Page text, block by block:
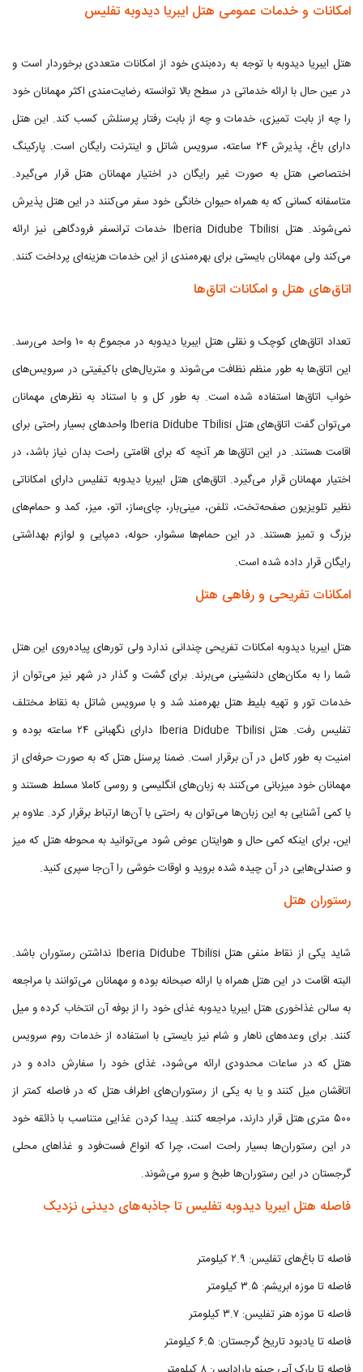
امکانات و خدمات عمومی هتل ایبریا دیدوبه تفلیس
هتل ایبریا دیدوبه با توجه به رده‌بندی خود از امکانات متعددی برخوردار است و
در عین حال با ارائه خدماتی در سطح بالا توانسته رضایت‌مندی اکثر مهمانان خود
را چه از بابت تمیزی، خدمات و چه از بابت رفتار پرسنلش کسب کند. این هتل
دارای باغ، پذیرش ۲۴ ساعته، سرویس شاتل و اینترنت رایگان است. پارکینگ
اختصاصی هتل به صورت غیر رایگان در اختیار مهمانان هتل قرار می‌گیرد.
متاسفانه کسانی که به همراه حیوان خانگی خود سفر می‌کنند در این هتل پذیرش
نمی‌شوند. هتل Iberia Didube Tbilisi خدمات ترانسفر فرودگاهی نیز ارائه
می‌کند ولی مهمانان بایستی برای بهره‌مندی از این خدمات هزینه‌ای پرداخت کنند.
اتاق‌های هتل و امکانات اتاق‌ها
تعداد اتاق‌های کوچک و نقلی هتل ایبریا دیدوبه در مجموع به ۱۰ واحد می‌رسد.
این اتاق‌ها به طور منظم نظافت می‌شوند و متریال‌های باکیفیتی در سرویس‌های
خواب اتاق‌ها استفاده شده است. به طور کل و با استناد به نظرهای مهمانان
می‌توان گفت اتاق‌های هتل Iberia Didube Tbilisi واحدهای بسیار راحتی برای
اقامت هستند. در این اتاق‌ها هر آنچه که برای اقامتی راحت بدان نیاز باشد، در
اختیار مهمانان قرار می‌گیرد. اتاق‌های هتل ایبریا دیدوبه تفلیس دارای امکاناتی
نظیر تلویزیون صفحه‌تخت، تلفن، مینی‌بار، چای‌ساز، اتو، میز، کمد و حمام‌های
بزرگ و تمیز هستند. در این حمام‌ها سشوار، حوله، دمپایی و لوازم بهداشتی
رایگان قرار داده شده است.
امکانات تفریحی و رفاهی هتل
هتل ایبریا دیدوبه امکانات تفریحی چندانی ندارد ولی تورهای پیاده‌روی این هتل
شما را به مکان‌های دلنشینی می‌برند. برای گشت و گذار در شهر نیز می‌توان از
خدمات تور و تهیه بلیط هتل بهره‌مند شد و با سرویس شاتل به نقاط مختلف
تفلیس رفت. هتل Iberia Didube Tbilisi دارای نگهبانی ۲۴ ساعته بوده و
امنیت به طور کامل در آن برقرار است. ضمنا پرسنل هتل که به صورت حرفه‌ای از
مهمانان خود میزبانی می‌کنند به زبان‌های انگلیسی و روسی کاملا مسلط هستند و
با کمی آشنایی به این زبان‌ها می‌توان به راحتی با آن‌ها ارتباط برقرار کرد. علاوه بر
این، برای اینکه کمی حال و هوایتان عوض شود می‌توانید به محوطه هتل که میز
و صندلی‌هایی در آن چیده شده بروید و اوقات خوشی را آن‌جا سپری کنید.
رستوران هتل
شاید یکی از نقاط منفی هتل Iberia Didube Tbilisi نداشتن رستوران باشد.
البته اقامت در این هتل همراه با ارائه صبحانه بوده و مهمانان می‌توانند با مراجعه
به سالن غذاخوری هتل ایبریا دیدوبه غذای خود را از بوفه آن انتخاب کرده و میل
کنند. برای وعده‌های ناهار و شام نیز بایستی با استفاده از خدمات روم سرویس
هتل که در ساعات محدودی ارائه می‌شود، غذای خود را سفارش داده و در
اتاقشان میل کنند و یا به یکی از رستوران‌های اطراف هتل که در فاصله کمتر از
۵۰۰ متری هتل قرار دارند، مراجعه کنند. پیدا کردن غذایی متناسب با ذائقه خود
در این رستوران‌ها بسیار راحت است، چرا که انواع فست‌فود و غذاهای محلی
گرجستان در این رستوران‌ها طبخ و سرو می‌شوند.
فاصله هتل ایبریا دیدوبه تفلیس تا جاذبه‌های دیدنی نزدیک
فاصله تا باغ‌های تفلیس: ۲.۹ کیلومتر
فاصله تا موزه ابریشم: ۳.۵ کیلومتر
فاصله تا موزه هنر تفلیس: ۳.۷ کیلومتر
فاصله تا یادبود تاریخ گرجستان: ۶.۵ کیلومتر